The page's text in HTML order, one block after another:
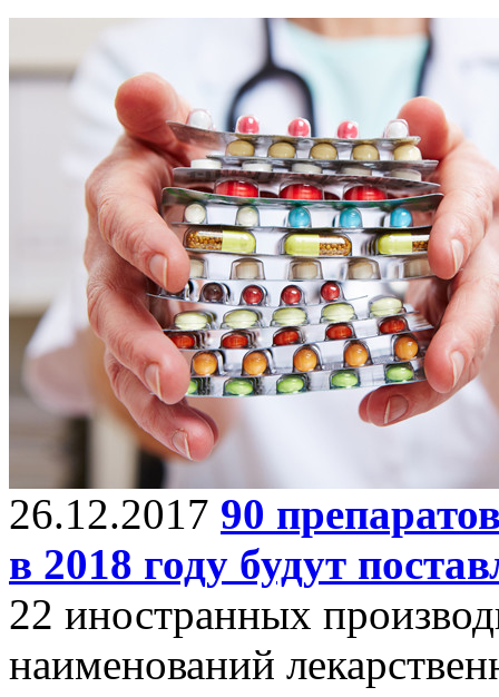
26.12.2017 90
в 2018 году будут
22 иностранных
наименований